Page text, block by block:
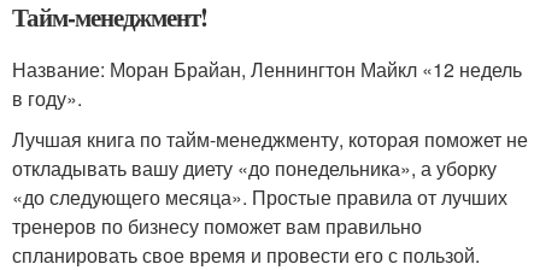
Тайм-менеджмент!
Название: Моран Брайан, Леннингтон Майкл «12 недель
в году».
Лучшая книга по тайм-менеджменту, которая поможет не
откладывать вашу диету «до понедельника», а уборку
«до следующего месяца». Простые правила от лучших
тренеров по бизнесу поможет вам правильно
спланировать свое время и провести его с пользой.